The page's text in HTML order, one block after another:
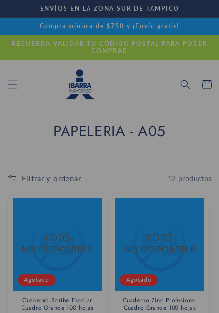
directamente
al contenido
ENVÍOS EN LA ZONA SUR DE TAMPICO
Compra mínima de $750 y ¡Envío gratis!
RECUERDA VALIDAR TU CÓDIGO POSTAL PARA PODER
COMPRAR
Carrito
C
e
i
n
:
PAPELERIA - A05
Filtrar y ordenar 12 productos
Agotado
Cuaderno Scribe Escolar
Cuadro Grande 100 hojas
Agotado
Cuaderno Zinc Profesional
Cuadro Grande 100 hojas